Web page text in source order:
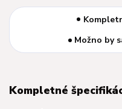
Možno by
Kompletné